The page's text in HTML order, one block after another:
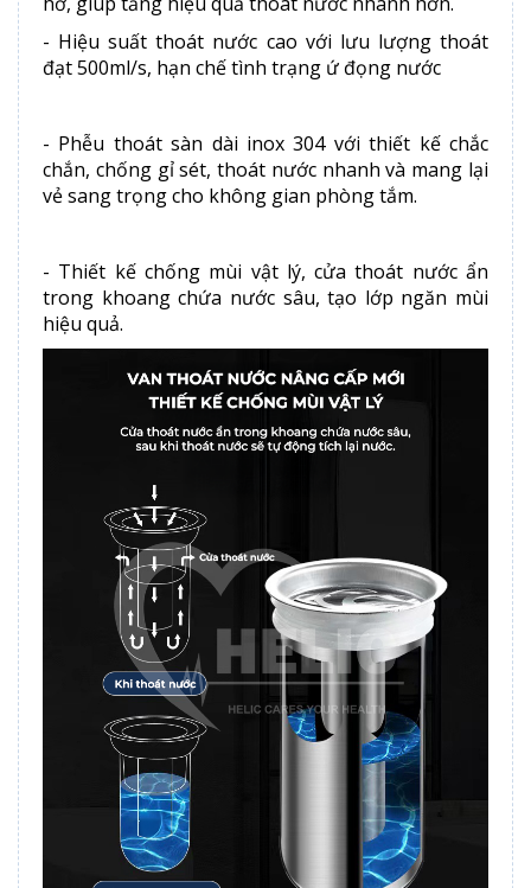
- Hiệu suất thoát nước cao với lưu lượng thoát
đạt 500ml/s, hạn chế tình trạng ứ đọng nước
- Phễu thoát sàn dài inox 304 với thiết kế chắc
chắn, chống gỉ sét, thoát nước nhanh và mang lại
vẻ sang trọng cho không gian phòng tắm.
- Thiết kế chống mùi vật lý, cửa thoát nước ẩn
trong khoang chứa nước sâu, tạo lớp ngăn mùi
hiệu quả.